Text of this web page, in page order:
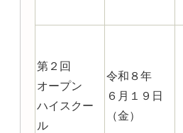
第２回
オープン
ハイスクー
ル
令和８年
６月１９日
（金）